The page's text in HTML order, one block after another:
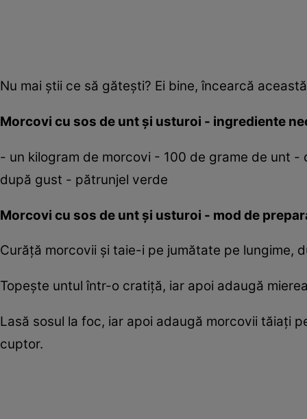
Nu mai ştii ce să găteşti? Ei bine, încearcă
Morcovi cu sos de unt şi usturoi - ingrediente
- un kilogram de morcovi - 100 de grame de unt
după gust - pătrunjel verde
Morcovi cu sos de unt şi usturoi - mod de
Curăţă morcovii şi taie-i pe jumătate pe lungime,
Topeşte untul într-o cratiţă, iar apoi adaugă
Lasă sosul la foc, iar apoi adaugă morcovii tăiaţi
cuptor.